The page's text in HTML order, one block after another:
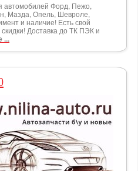
автомобилей Форд, Пежо,
Мазда, Опель, Шевроле,
и наличие! Есть свой
Доставка до ТК ПЭК и
...